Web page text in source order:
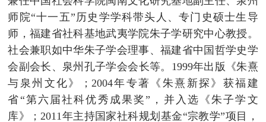
师院“十一五”历史学学科带头人、专门史硕士生导
师，福建省社科基地武夷学院朱子学研究中心教授。
社会兼职如中华朱子学会理事、福建省中国哲学史学
会副会长、泉州孔子学会会长等。1999年出版《朱熹
与泉州文化》；2004年专著《朱熹新探》获福建
省“第六届社科优秀成果奖”，并入选《朱子学文
库》；2011年主持国家社科规划基金“宗教学”项目，